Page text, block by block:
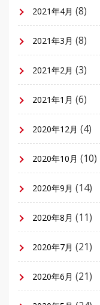
2021年4月 (8)
2021年3月 (8)
2021年2月 (3)
2021年1月 (6)
2020年12月 (4)
2020年10月 (10)
2020年9月 (14)
2020年8月 (11)
2020年7月 (21)
2020年6月 (21)